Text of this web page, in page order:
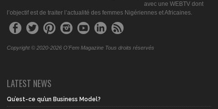
avec une WEBTV dont
l’objectif est de traiter l’actualité des femmes Nigériennes et Africaines.
Copyright © 2020-2026 O'Fem Magazine Tous droits réservés
LATEST NEWS
Qu’est-ce qu’un Business Model?